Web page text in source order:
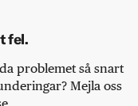
fel.
problemet så snart
Mejla oss